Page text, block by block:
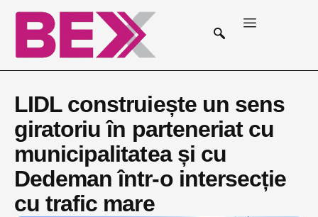
LIDL construiește un sens
giratoriu în parteneriat cu
municipalitatea și cu
Dedeman într-o intersecție
cu trafic mare